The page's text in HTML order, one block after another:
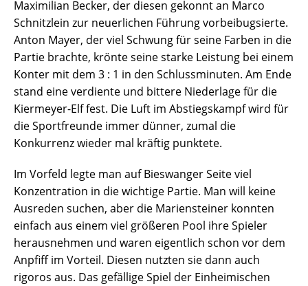
Maximilian Becker, der diesen gekonnt an Marco
Schnitzlein zur neuerlichen Führung vorbeibugsierte.
Anton Mayer, der viel Schwung für seine Farben in die
Partie brachte, krönte seine starke Leistung bei einem
Konter mit dem 3 : 1 in den Schlussminuten. Am Ende
stand eine verdiente und bittere Niederlage für die
Kiermeyer-Elf fest. Die Luft im Abstiegskampf wird für
die Sportfreunde immer dünner, zumal die
Konkurrenz wieder mal kräftig punktete.
Im Vorfeld legte man auf Bieswanger Seite viel
Konzentration in die wichtige Partie. Man will keine
Ausreden suchen, aber die Mariensteiner konnten
einfach aus einem viel größeren Pool ihre Spieler
herausnehmen und waren eigentlich schon vor dem
Anpfiff im Vorteil. Diesen nutzten sie dann auch
rigoros aus. Das gefällige Spiel der Einheimischen